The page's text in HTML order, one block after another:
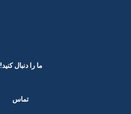
ما را دنبال کنید! ​
تماس